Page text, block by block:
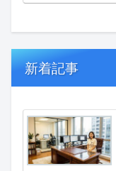
新着記事